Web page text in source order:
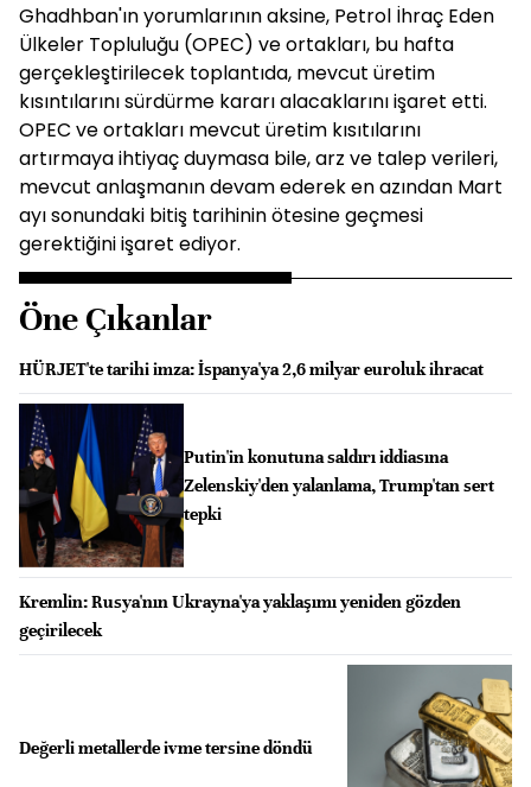
Ghadhban'ın yorumlarının aksine, Petrol İhraç Eden
Ülkeler Topluluğu (OPEC) ve ortakları, bu hafta
gerçekleştirilecek toplantıda, mevcut üretim
kısıntılarını sürdürme kararı alacaklarını işaret etti.
OPEC ve ortakları mevcut üretim kısıtılarını
artırmaya ihtiyaç duymasa bile, arz ve talep verileri,
mevcut anlaşmanın devam ederek en azından Mart
ayı sonundaki bitiş tarihinin ötesine geçmesi
gerektiğini işaret ediyor.
Öne Çıkanlar
HÜRJET'te tarihi imza: İspanya'ya 2,6 milyar euroluk ihracat
Putin'in konutuna saldırı iddiasına
Zelenskiy'den yalanlama, Trump'tan sert
tepki
Kremlin: Rusya'nın Ukrayna'ya yaklaşımı yeniden gözden
geçirilecek
Değerli metallerde ivme tersine döndü